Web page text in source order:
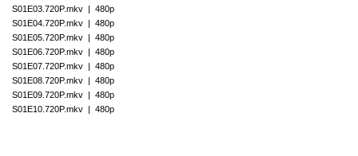
S01E03.720P.mkv | 480p
S01E04.720P.mkv | 480p
S01E05.720P.mkv | 480p
S01E06.720P.mkv | 480p
S01E07.720P.mkv | 480p
S01E08.720P.mkv | 480p
S01E09.720P.mkv | 480p
S01E10.720P.mkv | 480p